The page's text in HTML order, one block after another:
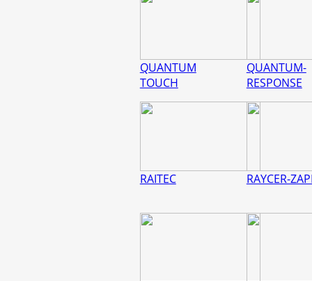
QUANTUM
TOUCH
QUANTUM-
RESPONSE
RAITEC RAYCER-